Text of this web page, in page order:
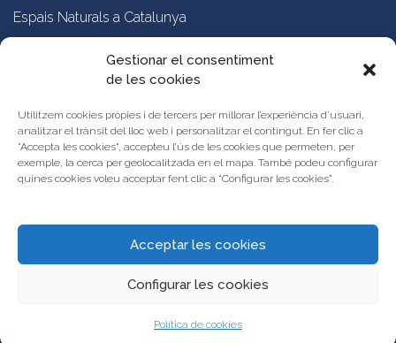
Gestionar el consentiment
de les cookies
Utilitzem cookies pròpies i de tercers per millorar l’experiència d’usuari,
analitzar el trànsit del lloc web i personalitzar el contingut. En fer clic a
"Accepta les cookies", accepteu l’ús de les cookies que permeten, per
exemple, la cerca per geolocalitzada en el mapa. També podeu configurar
quines cookies voleu acceptar fent clic a “Configurar les cookies”.
Acceptar les cookies
Configurar les cookies
Política de cookies
Espais Naturals a Catalunya
Qui som?
Vols publicar les teves propostes al Portal d’Activitats Educatives de
Catalunya?
Condicions d’ús i avís legal